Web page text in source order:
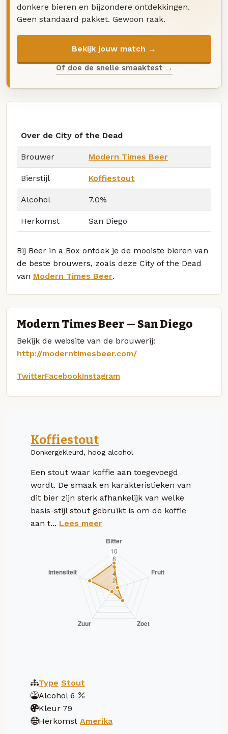
donkere bieren en bijzondere ontdekkingen.
Geen standaard pakket. Gewoon raak.
Bekijk jouw match →
Of doe de snelle smaaktest →
Over de City of the Dead
Brouwer Modern Times Beer
Bierstijl Koffiestout
Alcohol 7.0%
Herkomst San Diego
Bij Beer in a Box ontdek je de mooiste bieren van
de beste brouwers, zoals deze City of the Dead
van Modern Times Beer.
Modern Times Beer — San Diego
Bekijk de website van de brouwerij:
http://moderntimesbeer.com/
TwitterFacebookInstagram
Koffiestout
Donkergekleurd, hoog alcohol
Een stout waar koffie aan toegevoegd
wordt. De smaak en karakteristieken van
dit bier zijn sterk afhankelijk van welke
basis-stijl stout gebruikt is om de koffie
aan t... Lees meer
Type Stout
Alcohol 6
Kleur 79
Herkomst Amerika